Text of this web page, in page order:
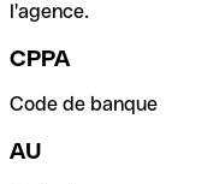
l'agence.
CPPA
Code de banque
AU